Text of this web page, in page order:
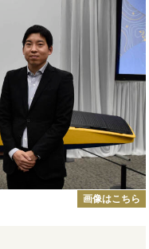
画像はこちら